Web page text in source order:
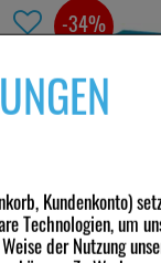
Kundenkonto)
Technologien, um
der Nutzung
MAGNESIUM
2x100 St
200St Tabletten,
-34%